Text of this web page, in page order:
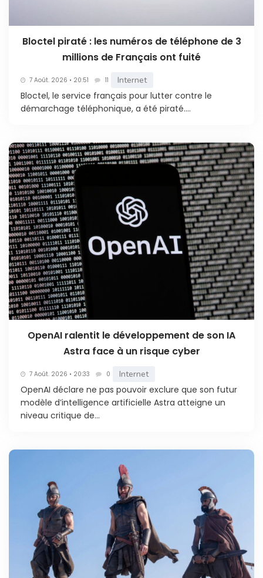
Bloctel piraté : les numéros de téléphone de 3
millions de Français ont fuité
7 Août. 2026 • 20:51 11 Internet
Bloctel, le service français pour lutter contre le
démarchage téléphonique, a été piraté....
OpenAI ralentit le développement de son IA
Astra face à un risque cyber
7 Août. 2026 • 20:33 0 Internet
OpenAI déclare ne pas pouvoir exclure que son futur
modèle d’intelligence artificielle Astra atteigne un
niveau critique de...